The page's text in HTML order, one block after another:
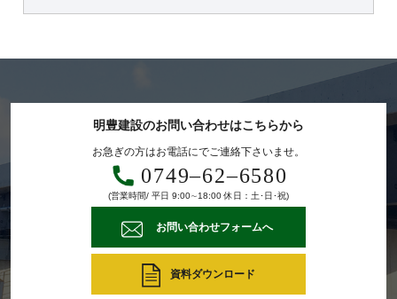
明豊建設のお問い合わせはこちらから
お急ぎの方はお電話にでご連絡下さいませ。
0749‒62‒6580
(営業時間/ 平日 9:00∼18:00 休日：土･日･祝)
お問い合わせフォームへ
資料ダウンロード